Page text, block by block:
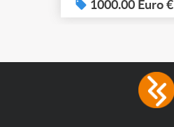
1000.00 Euro €